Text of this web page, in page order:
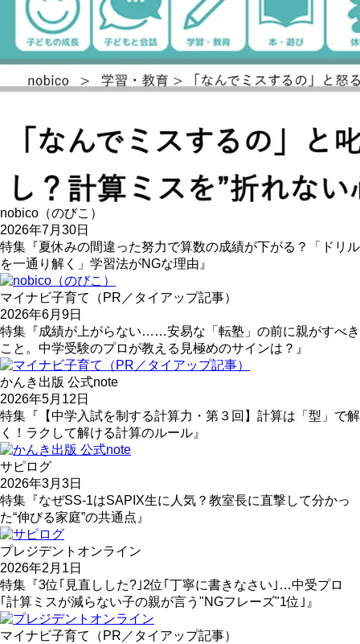
nobico（のびこ）
2026年7月30日
特集『夏休みの間違った努力で算数の成績が下がる？「ドリル
を一通り解く」学習法がNGな理由』
マイナビ子育て（PR／タイアップ記事）
2026年6月9日
特集『成績が上がらない……安易な「転塾」の前に親がすべき
こと。中学受験のプロが教える見極めのサインは？』
かんき出版 公式note
2026年5月12日
特集『【中学入試を制する計算力・第３回】計算は「型」で解
く！ラクして解ける計算のルール』
サピログ
2026年3月3日
特集『なぜSS-1はSAPIX生に人気？教室長に直撃して分かっ
た“伸びる家庭”の共通点』
プレジデントオンライン
2026年2月1日
特集『3位｢見直しした?｣2位｢丁寧に書きなさい｣…中受プロ
｢計算ミスが減らない子の親が言う"NGフレーズ"1位｣』
マイナビ子育て（PR／タイアップ記事）